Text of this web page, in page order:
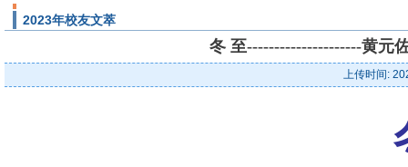
2023年校友文萃
冬 至---------------------黄元
上传时间: